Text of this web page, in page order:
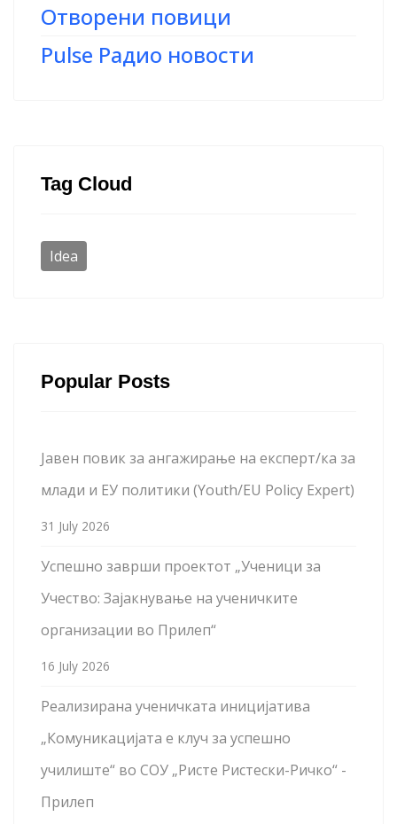
Отворени повици
Pulse Радио новости
Tag Cloud
Idea
Popular Posts
Јавен повик за ангажирање на експерт/ка за
млади и ЕУ политики (Youth/EU Policy Expert)
31 July 2026
Успешно заврши проектот „Ученици за
Учество: Зајакнување на ученичките
организации во Прилеп“
16 July 2026
Реализирана ученичката иницијатива
„Комуникацијата е клуч за успешно
училиште“ во СОУ „Ристе Ристески-Ричко“ -
Прилеп